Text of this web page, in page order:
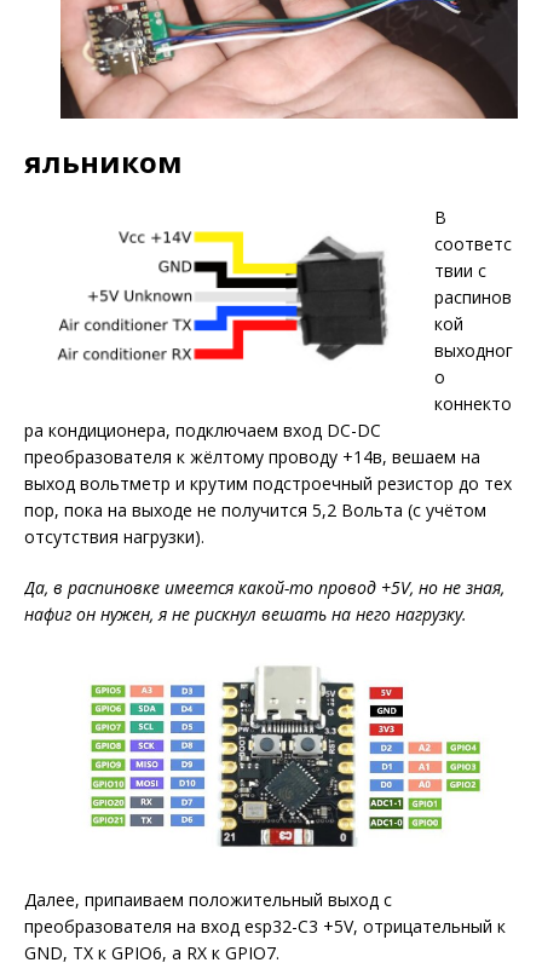
яльником
В
соответс
твии с
распинов
кой
выходног
о
коннекто
ра кондиционера, подключаем вход DC-DC
преобразователя к жёлтому проводу +14в, вешаем на
выход вольтметр и крутим подстроечный резистор до тех
пор, пока на выходе не получится 5,2 Вольта (с учётом
отсутствия нагрузки).
Да, в распиновке имеется какой-то провод +5V, но не зная,
нафиг он нужен, я не рискнул вешать на него нагрузку.
Далее, припаиваем положительный выход с
преобразователя на вход esp32-C3 +5V, отрицательный к
GND, TX к GPIO6, а RX к GPIO7.